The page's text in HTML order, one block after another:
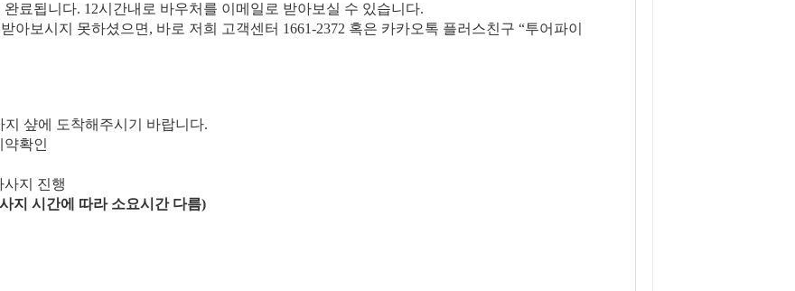
료됩니다. 12시간내로 바우처를 이메일로 받아보실 수 있습니다.
아보시지 못하셨으면, 바로 저희 고객센터 1661-2372 혹은 카카오톡 플러스친구 “투어파이
샾에 도착해주시기 바랍니다.
약확인
지 진행
지 시간에 따라 소요시간 다름)